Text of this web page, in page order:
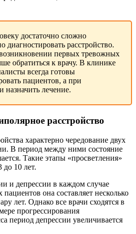
достаточно сложно
диагностировать расстройство.
первых тревожных
обратиться к врачу. В клинике
всегда готовы
пациентов, а при
назначить лечение.
расстройство
характерно чередование двух
В период между ними состояние
Такие этапы «просветления»
до 10 лет.
и депрессии в каждом случае
она составляет несколько
лет. Однако все врачи сходятся в
прогрессирования
период депрессии увеличивается